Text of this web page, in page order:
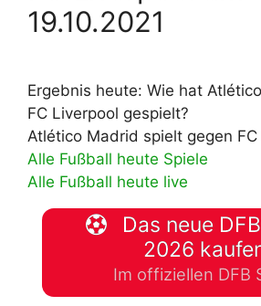
19.10.2021
Ergebnis heute: Wie hat
FC Liverpool gespielt?
Atlético Madrid spielt gegen
Alle Fußball heute Spiele
Alle Fußball heute live
Das neue
2026
Im offiziellen DFB